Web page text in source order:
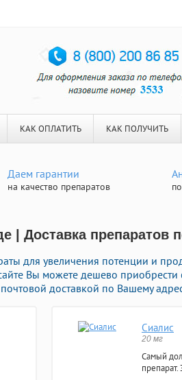
КАК ОПЛАТИТЬ КАК ПОЛУЧИТЬ
Даем гарантии
на качество препаратов
| Доставка препаратов
для увеличения потенции и
Вы можете дешево
доставкой по Вашему
Сиалис
20 мг
Самый